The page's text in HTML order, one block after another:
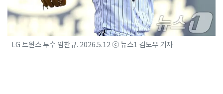
LG 트윈스 투수 임찬규. 2026.5.12 ⓒ 뉴스1 김도우 기자